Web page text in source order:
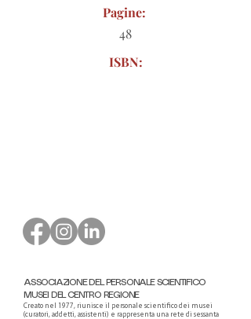
Pagine:
48
ISBN:
ASSOCIAZIONE DEL PERSONALE SCIENTIFICO
MUSEI DEL CENTRO REGIONE
Creato nel 1977, riunisce il personale scientifico dei musei
(curatori, addetti, assistenti) e rappresenta una rete di sessanta